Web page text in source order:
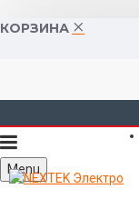
КОРЗИНА
Menu